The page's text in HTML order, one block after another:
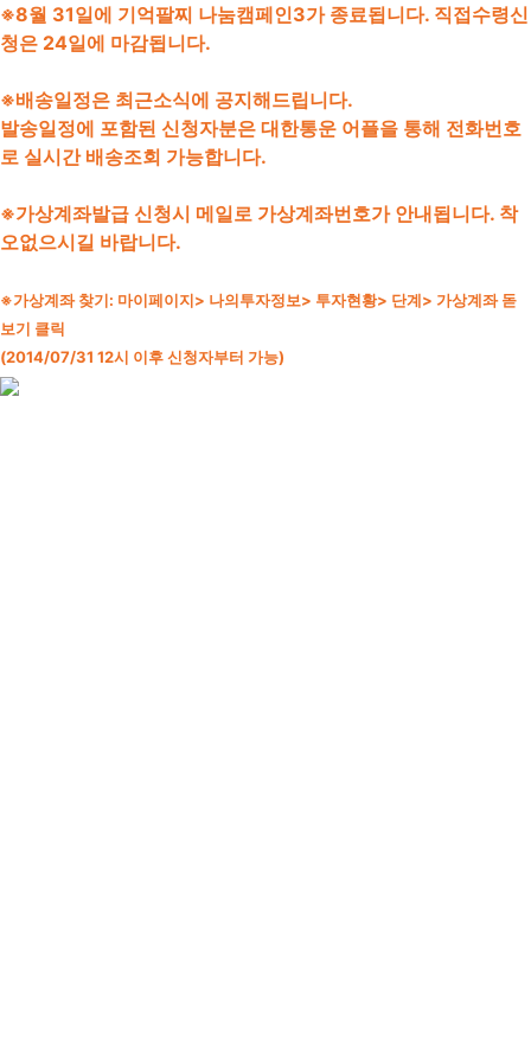
※8월 31일에 기억팔찌 나눔캠페인3가 종료됩니다. 직접수령신
청은 24일에 마감됩니다.
※배송일정은 최근소식에 공지해드립니다.
발송일정에 포함된 신청자분은 대한통운 어플을 통해 전화번호
로 실시간 배송조회 가능합니다.
※가상계좌발급 신청시 메일로 가상계좌번호가 안내됩니다. 착
오없으시길 바랍니다.
※가상계좌 찾기: 마이페이지> 나의투자정보> 투자현황> 단계> 가상계좌 돋
보기 클릭
(2014/07/31 12시 이후 신청자부터 가능)